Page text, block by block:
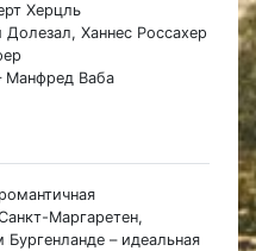
Херцль
Ханнес Россахер
Манфред Ваба
Маргаретен,
– идеальная